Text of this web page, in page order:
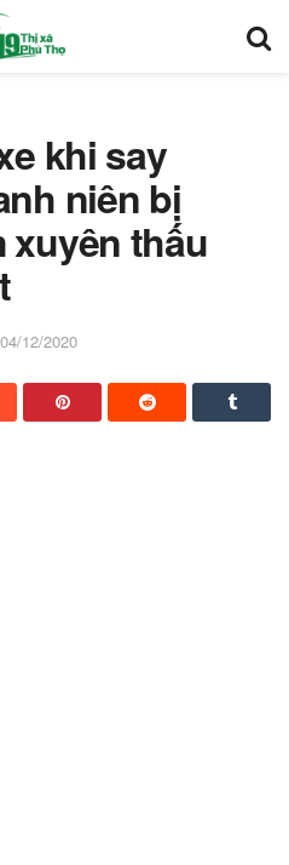
khi say
niên bị
xuyên thấu
04/12/2020